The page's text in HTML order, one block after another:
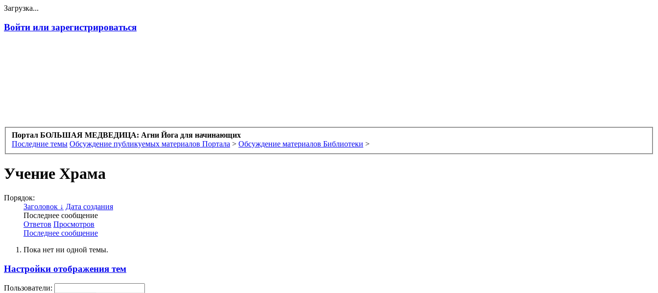
Загрузка...
Войти или зарегистрироваться
Портал БОЛЬШАЯ МЕДВЕДИЦА: Агни Йога для начинающих
Последние темы Обсуждение публикуемых материалов Портала > Обсуждение материалов Библиотеки >
Учение Храма
Порядок:
Заголовок ↓ Дата создания
Последнее сообщение
Ответов Просмотров
Последнее сообщение
Пока нет ни одной темы.
Настройки отображения тем
Пользователи: